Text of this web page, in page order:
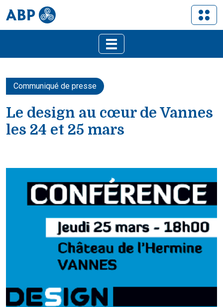
Communiqué de presse
Le design au cœur de Vannes
les 24 et 25 mars